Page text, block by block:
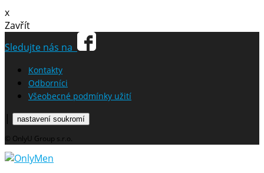
x
Zavřít
Sledujte nás na
Kontakty
Odborníci
Všeobecné podmínky užití
| nastavení soukromí
© OnlyU Group s.r.o.